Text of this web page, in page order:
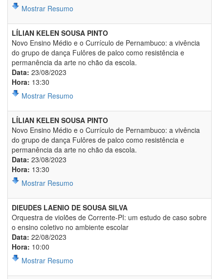
Mostrar Resumo
LÍLIAN KELEN SOUSA PINTO
Novo Ensino Médio e o Currículo de Pernambuco: a vivência
do grupo de dança Fulôres de palco como resistência e
permanência da arte no chão da escola.
Data: 23/08/2023
Hora: 13:30
Mostrar Resumo
LÍLIAN KELEN SOUSA PINTO
Novo Ensino Médio e o Currículo de Pernambuco: a vivência
do grupo de dança Fulôres de palco como resistência e
permanência da arte no chão da escola.
Data: 23/08/2023
Hora: 13:30
Mostrar Resumo
DIEUDES LAENIO DE SOUSA SILVA
Orquestra de violões de Corrente-PI: um estudo de caso sobre
o ensino coletivo no ambiente escolar
Data: 22/08/2023
Hora: 10:00
Mostrar Resumo